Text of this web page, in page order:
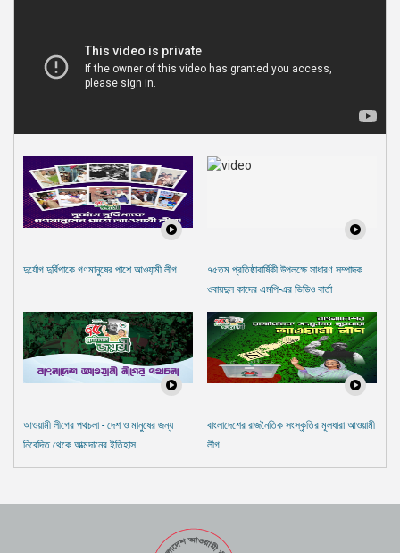
দুর্যোগ দুর্বিপাকে গণমানুষের পাশে আওযা়মী লীগ
৭৫তম প্রতিষ্ঠাবার্ষিকী উপলক্ষে সাধারণ সম্পাদক
ওবায়দুল কাদের এমপি-এর ভিডিও বার্তা
আওয়ামী লীগের পথচলা - দেশ ও মানুষের জন্য
নিবেদিত থেকে আত্মদানের ইতিহাস
বাংলাদেশের রাজনৈতিক সংস্কৃতির মূলধারা আওয়ামী
লীগ